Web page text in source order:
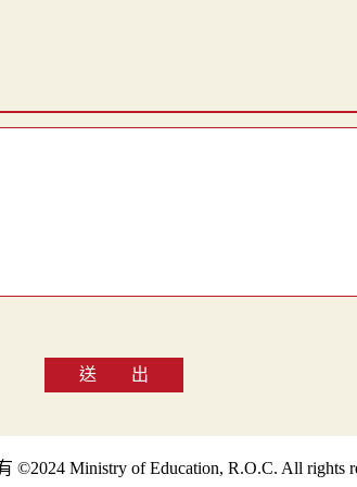
送 出
©2024 Ministry of Education, R.O.C. All rights